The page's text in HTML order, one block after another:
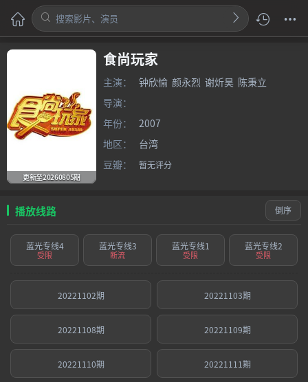
更新至20260805期
食尚玩家
主演： 钟欣愉 颜永烈 谢炘昊 陈秉立
导演：
年份：
2007
地区：
台湾
豆瓣：
暂无评分
播放线路 倒序
蓝光专线4
受限
蓝光专线3
断流
蓝光专线1
受限
蓝光专线2
受限
20221102期 20221103期
20221108期 20221109期
20221110期 20221111期